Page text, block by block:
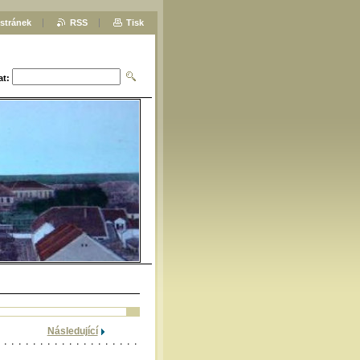
Následující
RSS Tisk